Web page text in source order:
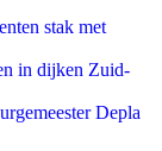
stak met
in dijken Zuid-
Depla